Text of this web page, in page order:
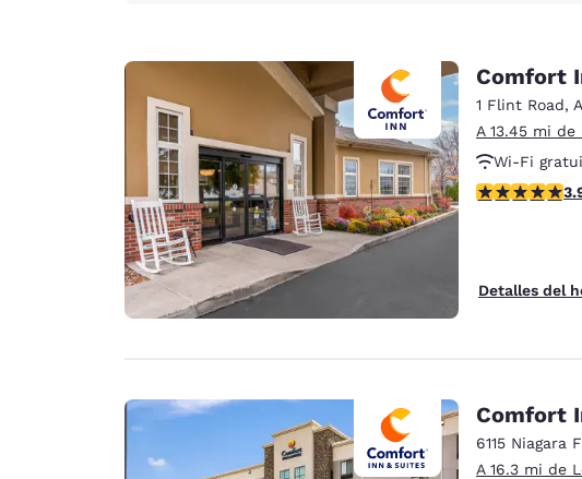
Comfort
1 Flint Road,
A 13.45 mi
Wi-Fi
Animali
calificación
Detalles del
Comfort
6115 Niagara
A 16.3 mi de